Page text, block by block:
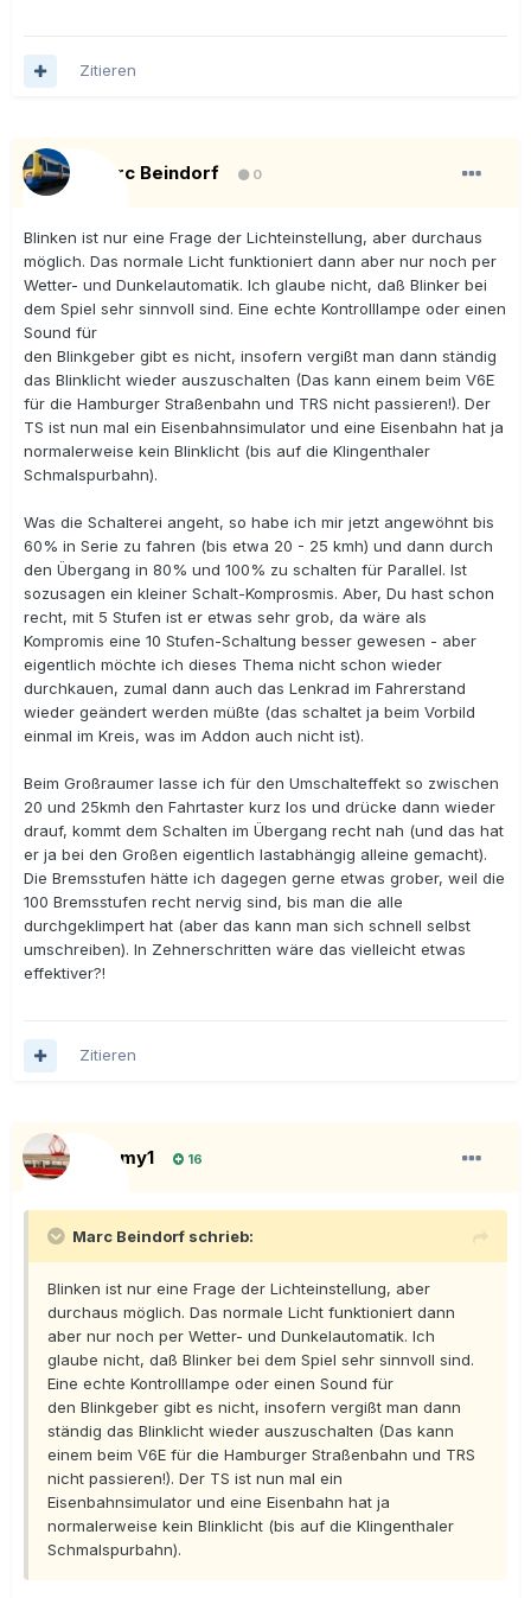
Zitieren
Marc Beindorf 0
Blinken ist nur eine Frage der Lichteinstellung, aber durchaus
möglich. Das normale Licht funktioniert dann aber nur noch per
Wetter- und Dunkelautomatik. Ich glaube nicht, daß Blinker bei
dem Spiel sehr sinnvoll sind. Eine echte Kontrolllampe oder einen
Sound für
den Blinkgeber gibt es nicht, insofern vergißt man dann ständig
das Blinklicht wieder auszuschalten (Das kann einem beim V6E
für die Hamburger Straßenbahn und TRS nicht passieren!). Der
TS ist nun mal ein Eisenbahnsimulator und eine Eisenbahn hat ja
normalerweise kein Blinklicht (bis auf die Klingenthaler
Schmalspurbahn).
Was die Schalterei angeht, so habe ich mir jetzt angewöhnt bis
60% in Serie zu fahren (bis etwa 20 - 25 kmh) und dann durch
den Übergang in 80% und 100% zu schalten für Parallel. Ist
sozusagen ein kleiner Schalt-Komprosmis. Aber, Du hast schon
recht, mit 5 Stufen ist er etwas sehr grob, da wäre als
Kompromis eine 10 Stufen-Schaltung besser gewesen - aber
eigentlich möchte ich dieses Thema nicht schon wieder
durchkauen, zumal dann auch das Lenkrad im Fahrerstand
wieder geändert werden müßte (das schaltet ja beim Vorbild
einmal im Kreis, was im Addon auch nicht ist).
Beim Großraumer lasse ich für den Umschalteffekt so zwischen
20 und 25kmh den Fahrtaster kurz los und drücke dann wieder
drauf, kommt dem Schalten im Übergang recht nah (und das hat
er ja bei den Großen eigentlich lastabhängig alleine gemacht).
Die Bremsstufen hätte ich dagegen gerne etwas grober, weil die
100 Bremsstufen recht nervig sind, bis man die alle
durchgeklimpert hat (aber das kann man sich schnell selbst
umschreiben). In Zehnerschritten wäre das vielleicht etwas
effektiver?!
Zitieren
Tramy1 16
Marc Beindorf schrieb:
Blinken ist nur eine Frage der Lichteinstellung, aber
durchaus möglich. Das normale Licht funktioniert dann
aber nur noch per Wetter- und Dunkelautomatik. Ich
glaube nicht, daß Blinker bei dem Spiel sehr sinnvoll sind.
Eine echte Kontrolllampe oder einen Sound für
den Blinkgeber gibt es nicht, insofern vergißt man dann
ständig das Blinklicht wieder auszuschalten (Das kann
einem beim V6E für die Hamburger Straßenbahn und TRS
nicht passieren!). Der TS ist nun mal ein
Eisenbahnsimulator und eine Eisenbahn hat ja
normalerweise kein Blinklicht (bis auf die Klingenthaler
Schmalspurbahn).